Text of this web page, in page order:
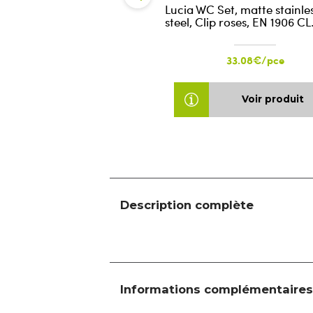
Lucia WC Set, matte
steel, Clip roses, EN 1906
33.08€/pce
Voir produit
Description complète
Informations complémentaires